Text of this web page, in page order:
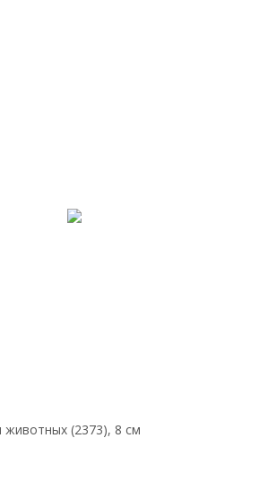
животных (2373), 8 см